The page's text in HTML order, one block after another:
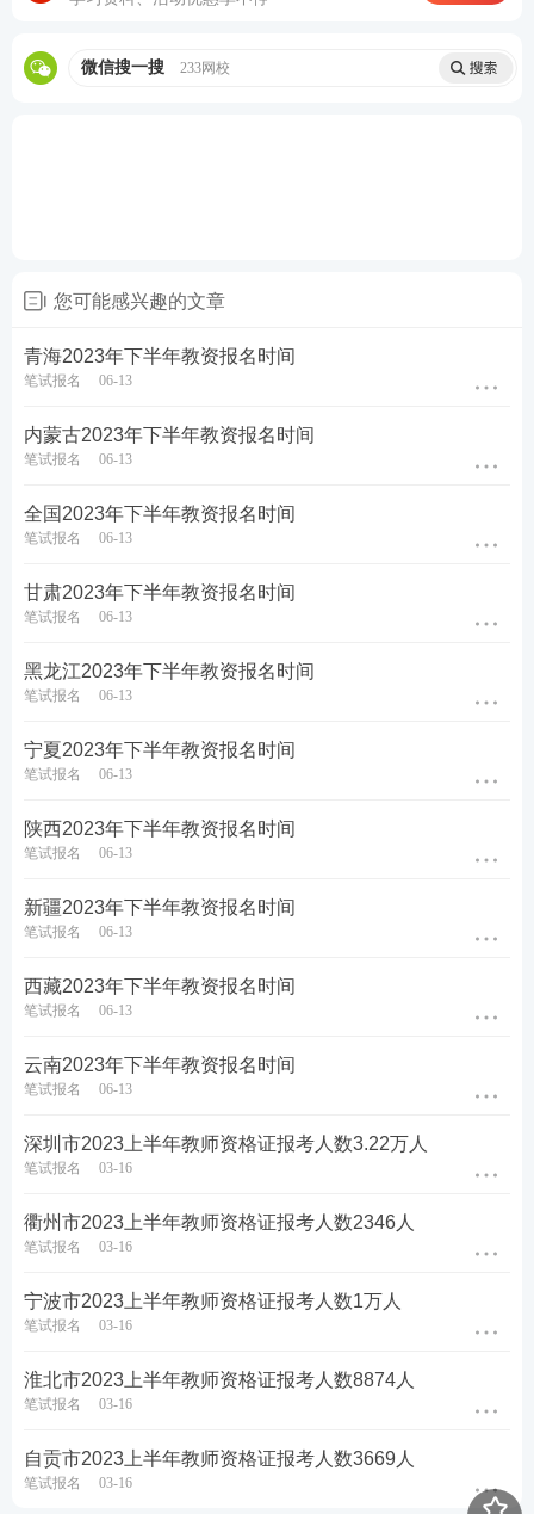
教师资格证报名全部采用网上报名方式，没有现场报
名，报名在中小学教师资格考试网进行。
03 教资报名要准备什么材料？
教师资格证报名有网上审核和现场审核两种方式，不
01：采用网上审核方式的考生所需准备的材料
教师资格证考试网上报名证件照要求如下：
（1）本人近6个月以内的免冠正面彩色证件照，白色
背景，不允许带帽子、头巾、发带、墨镜等。
（2）照片中显示考生头部和肩的上部，图像清晰，没
（3）照片格式必须为jpg/jpeg，不大于200K，比例约
（4）此照片将用于准考证及考试合格证明，请考生严
能通过审核。
微信扫码，一键制作教师资格证报名证件照
手机扫二维码
教师证报名照片其他要求：本人近6个月以内的免冠正
等；照片中显示考生头部和肩的上部，图像清晰，没
有拉伸变形。不得为大头照、半身照、生活照等。
2、居住证
考无需居住证，在校生在学校所在地报考无需居住
微信搜一搜 233网校
您可能感兴趣的文章
​青海2023年下半年教资报名时间
笔试报名 06-13
​内蒙古2023年下半年教资报名时间
笔试报名 06-13
​全国2023年下半年教资报名时间
笔试报名 06-13
​甘肃2023年下半年教资报名时间
笔试报名 06-13
​黑龙江2023年下半年教资报名时间
笔试报名 06-13
​宁夏2023年下半年教资报名时间
笔试报名 06-13
​陕西2023年下半年教资报名时间
笔试报名 06-13
​新疆2023年下半年教资报名时间
笔试报名 06-13
​西藏2023年下半年教资报名时间
笔试报名 06-13
​云南2023年下半年教资报名时间
笔试报名 06-13
深圳市2023上半年教师资格证报考人数3.22万人
笔试报名 03-16
衢州市2023上半年教师资格证报考人数2346人
笔试报名 03-16
宁波市2023上半年教师资格证报考人数1万人
笔试报名 03-16
淮北市2023上半年教师资格证报考人数8874人
笔试报名 03-16
自贡市2023上半年教师资格证报考人数3669人
笔试报名 03-16